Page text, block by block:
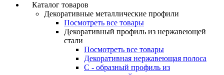
Каталог товаров
Декоративные металлические профили
Посмотреть все товары
Декоративный профиль из нержавеющей
стали
Посмотреть все товары
Декоративная нержавеющая полоса
С - образный профиль из